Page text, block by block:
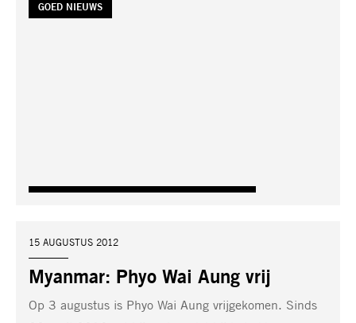
TAG:
GOED NIEUWS
Myanmar: Phyo Wai Aung vrij
DATUM:
15 AUGUSTUS 2012
Op 3 augustus is Phyo Wai Aung vrijgekomen. Sinds